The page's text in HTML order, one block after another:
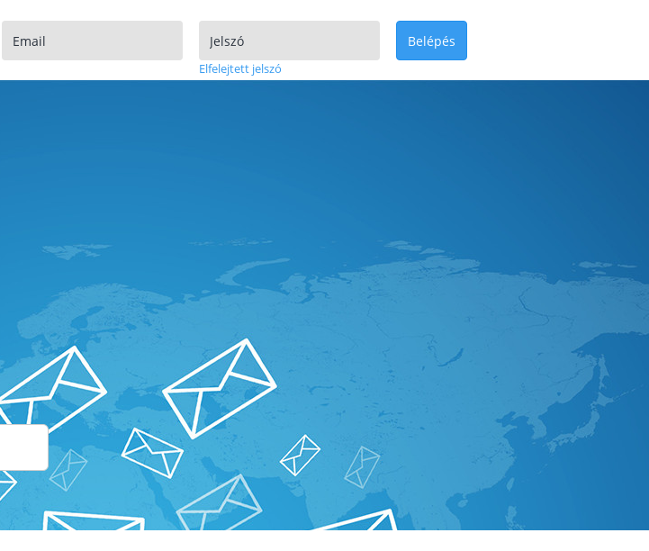
Elfelejtett jelszó
Belépés